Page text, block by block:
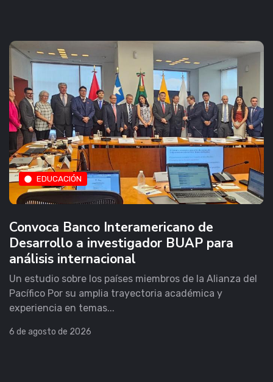
EDUCACIÓN
Convoca Banco Interamericano de
Desarrollo a investigador BUAP para
análisis internacional
Un estudio sobre los países miembros de la Alianza del
Pacífico Por su amplia trayectoria académica y
experiencia en temas...
6 de agosto de 2026